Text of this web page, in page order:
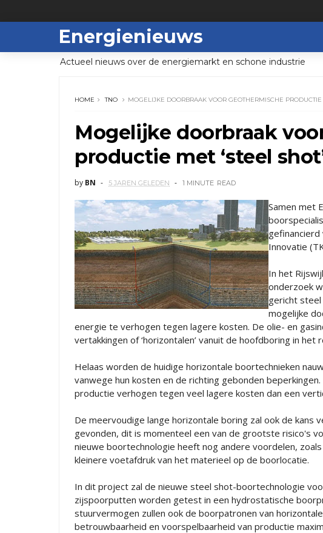
Energienieuws
Actueel nieuws over de energiemarkt en schone industrie
HOME TNO MOGELIJKE DOORBRAAK VOOR GEOTHERMISCHE PRODUCTIE
Mogelijke doorbraak
productie met ‘steel
by BN 5 JAREN GELEDEN 1 MINUTE READ
Samen met
Innovatie
In het
onderzoek
gericht
mogelijke
energie te verhogen tegen lagere kosten. De olie- en
vertakkingen of ‘horizontalen’ vanuit de hoofdboring in
Helaas worden de huidige horizontale boortechnieken
vanwege hun kosten en de richting gebonden
productie verhogen tegen veel lagere kosten dan een
De meervoudige lange horizontale boring zal ook de
gevonden, dit is momenteel een van de grootste risico's
nieuwe boortechnologie heeft nog andere voordelen,
kleinere voetafdruk van het materieel op de boorlocatie.
In dit project zal de nieuwe steel shot-boortechnologie
zijspoorputten worden getest in een hydrostatische
stuurvermogen zullen ook de boorpatronen van
betrouwbaarheid en voorspelbaarheid van productie